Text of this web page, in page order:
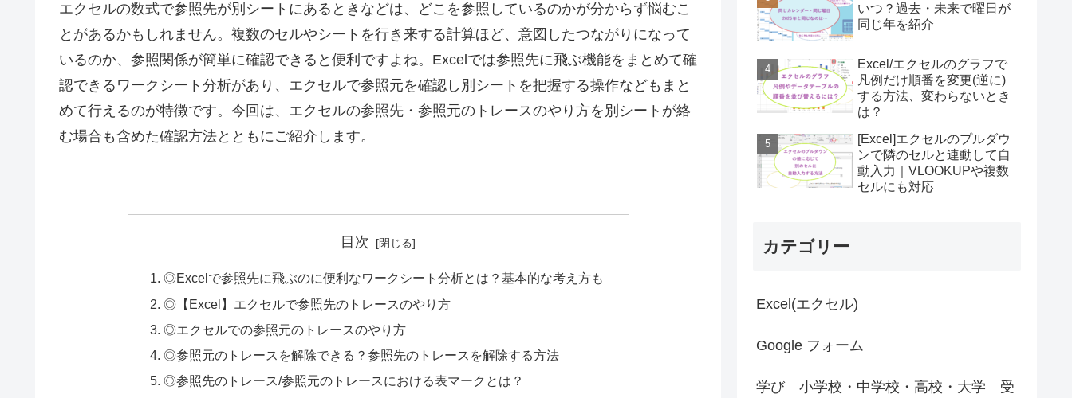
エクセルの数式で参照先が別シートにあるときなどは、どこを参照しているのかが分からず悩むこ
とがあるかもしれません。複数のセルやシートを行き来する計算ほど、意図したつながりになって
いるのか、参照関係が簡単に確認できると便利ですよね。Excelでは参照先に飛ぶ機能をまとめて確
認できるワークシート分析があり、エクセルで参照元を確認し別シートを把握する操作などもまと
めて行えるのが特徴です。今回は、エクセルの参照先・参照元のトレースのやり方を別シートが絡
む場合も含めた確認方法とともにご紹介します。
目次
◎Excelで参照先に飛ぶのに便利なワークシート分析とは？基本的な考え方も
◎【Excel】エクセルで参照先のトレースのやり方
◎エクセルでの参照元のトレースのやり方
◎参照元のトレースを解除できる？参照先のトレースを解除する方法
◎参照先のトレース/参照元のトレースにおける表マークとは？
いつ？過去・未来で曜日が
同じ年を紹介
Excel/エクセルのグラフで
凡例だけ順番を変更(逆に)
する方法、変わらないとき
は？
[Excel]エクセルのプルダウ
ンで隣のセルと連動して自
動入力｜VLOOKUPや複数
セルにも対応
カテゴリー
Excel(エクセル)
Google フォーム
学び 小学校・中学校・高校・大学 受